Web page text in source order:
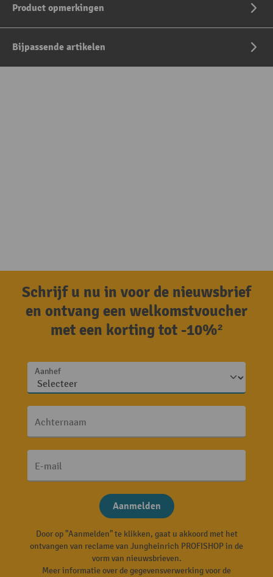
Product opmerkingen
Bijpassende artikelen
Schrijf u nu in voor de nieuwsbrief
en ontvang een welkomstvoucher
met een korting tot -10%²
Aanhef
Achternaam
E-mail
Aanmelden
Door op "Aanmelden" te klikken, gaat u akkoord met het
ontvangen van reclame van Jungheinrich PROFISHOP in de
vorm van nieuwsbrieven.
Meer informatie over de gegevensverwerking voor de